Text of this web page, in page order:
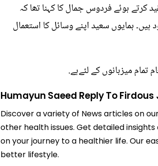
کرتے ہوئے فردوس جمال کا کہنا تھا کہ
ہمایوں سعید اپنے وسائل کا استعمال
تمام میزبانوں کے لئےہے.
Humayun Saeed Reply To
Discover a variety of News articles on
other health issues. Get detailed
on your journey to a healthier life. Our
better lifestyle.